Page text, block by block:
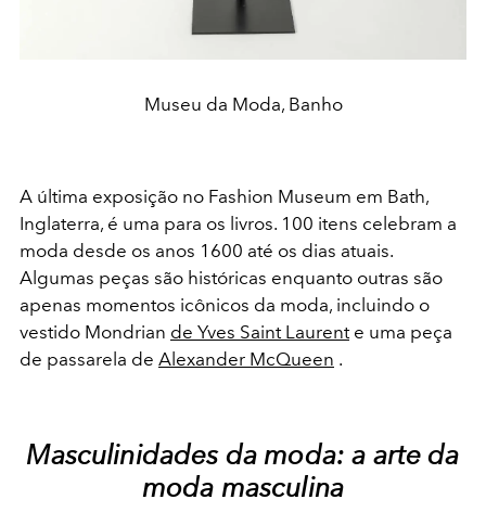
Museu da Moda, Banho
A última exposição no Fashion Museum em Bath,
Inglaterra, é uma para os livros. 100 itens celebram a
moda desde os anos 1600 até os dias atuais.
Algumas peças são históricas enquanto outras são
apenas momentos icônicos da moda, incluindo o
vestido Mondrian de Yves Saint Laurente uma peça
de passarela de Alexander McQueen .
Masculinidades da moda: a arte da
moda masculina